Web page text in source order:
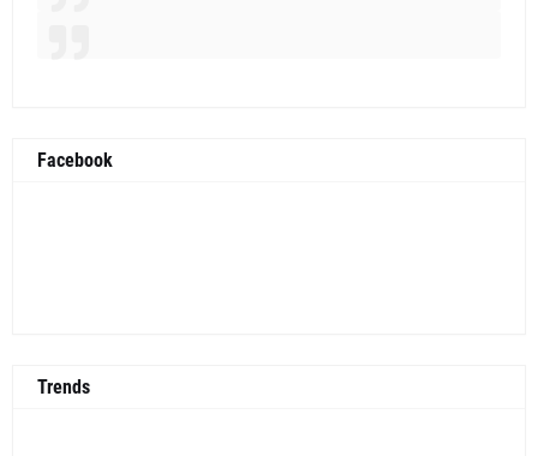
Facebook
Trends